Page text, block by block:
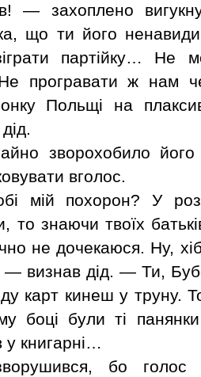
— захоплено
що ти його
партійку…
програвати ж нам
Польщі на
зворохобило
вголос.
мій похорон? У
то знаючи твоїх
не дочекаюся. Ну,
— визнав дід. — Ти,
карт кинеш у труну.
боці були ті
книгарні…
бо голос